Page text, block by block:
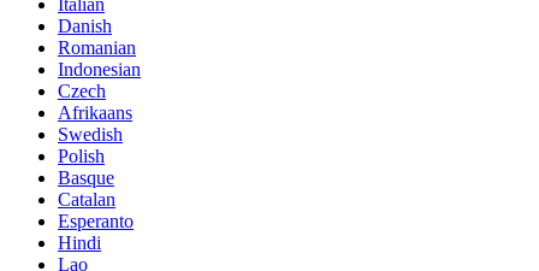
Danish
Romanian
Indonesian
Czech
Afrikaans
Swedish
Polish
Basque
Catalan
Esperanto
Hindi
Lao